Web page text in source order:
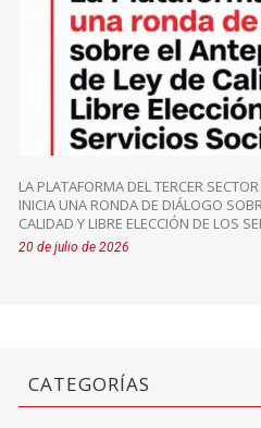
LA PLATAFORMA DEL TERCER
INICIA UNA RONDA DE DIÁLOGO
CALIDAD Y LIBRE ELECCIÓN DE LOS
20 de julio de 2026
CATEGORÍAS